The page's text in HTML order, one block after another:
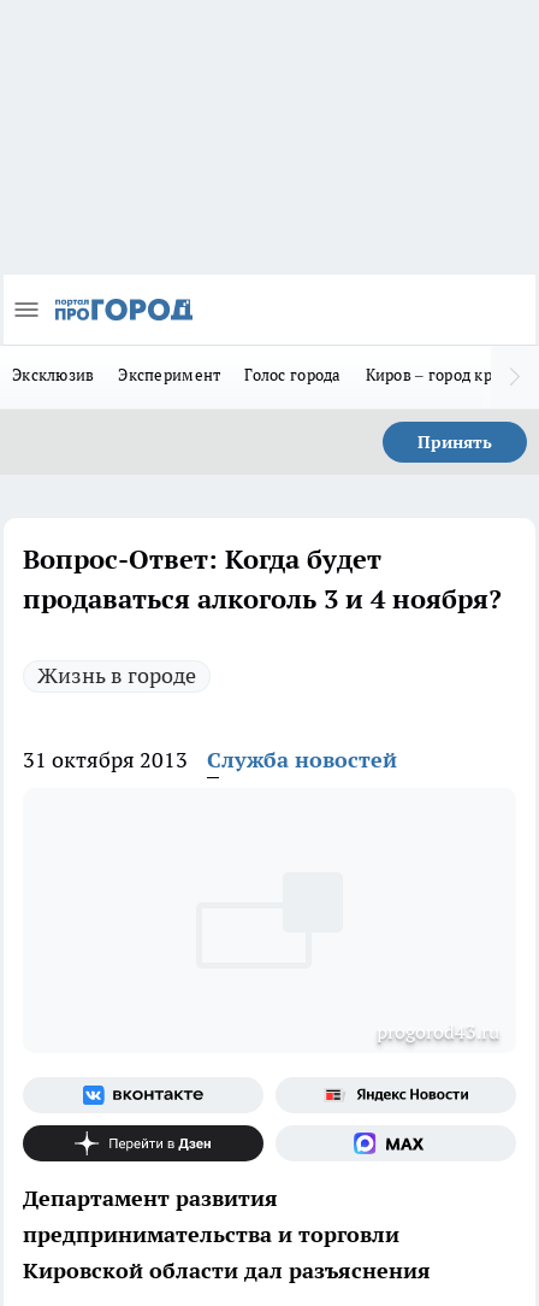
Эксклюзив Эксперимент Голос города Киров – город
Принять
Вопрос-Ответ: Когда будет
продаваться алкоголь 3 и 4 ноября?
Жизнь в городе
31 октября 2013 Служба новостей
рrogorod43.ru
Департамент развития
предпринимательства и торговли
Кировской области дал разъяснения